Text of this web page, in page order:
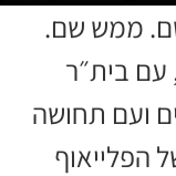
ממש שם.
עם בית״ר
ועם תחושה
הפלייאוף